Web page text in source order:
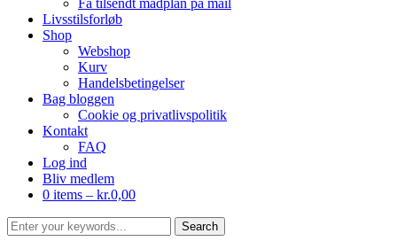
Få tilsendt madplan på mail
Livsstilsforløb
Shop
Webshop
Kurv
Handelsbetingelser
Bag bloggen
Cookie og privatlivspolitik
Kontakt
FAQ
Log ind
Bliv medlem
0 items – kr.0,00